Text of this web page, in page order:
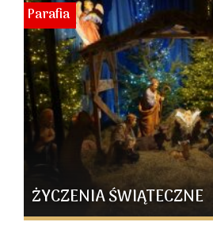
ŻYCZENIA ŚWIĄTECZNE
Parafia